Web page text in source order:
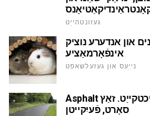
געזונטהייַט
און אנדערע נוציק
אינפֿאָרמאַציע
נייַעס און געזעלשאפט
Asphalt געדיכטקייַט. זאַץ Asphalt, גאָסט,
סאָרט, פֿעיִקייטן